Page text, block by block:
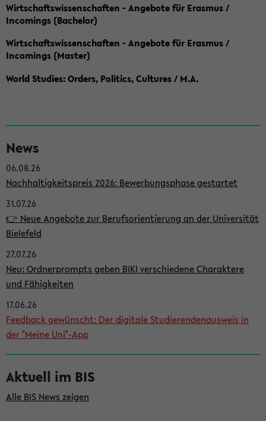
Wirtschaftswissenschaften - Angebote für Erasmus /
Incomings (Bachelor)
Wirtschaftswissenschaften - Angebote für Erasmus /
Incomings (Master)
World Studies: Orders, Politics, Cultures / M.A.
e
i
t
e
n
l
e
i
s
t
e
News
06.08.26
Nachhaltigkeitspreis 2026: Bewerbungsphase gestartet
31.07.26
👉 Neue Angebote zur Berufsorientierung an der Universität
Bielefeld
27.07.26
Neu: Ordnerprompts geben BIKI verschiedene Charaktere
und Fähigkeiten
17.06.26
Feedback gewünscht: Der digitale Studierendenausweis in
der "Meine Uni"-App
Aktuell im BIS
Alle BIS News zeigen